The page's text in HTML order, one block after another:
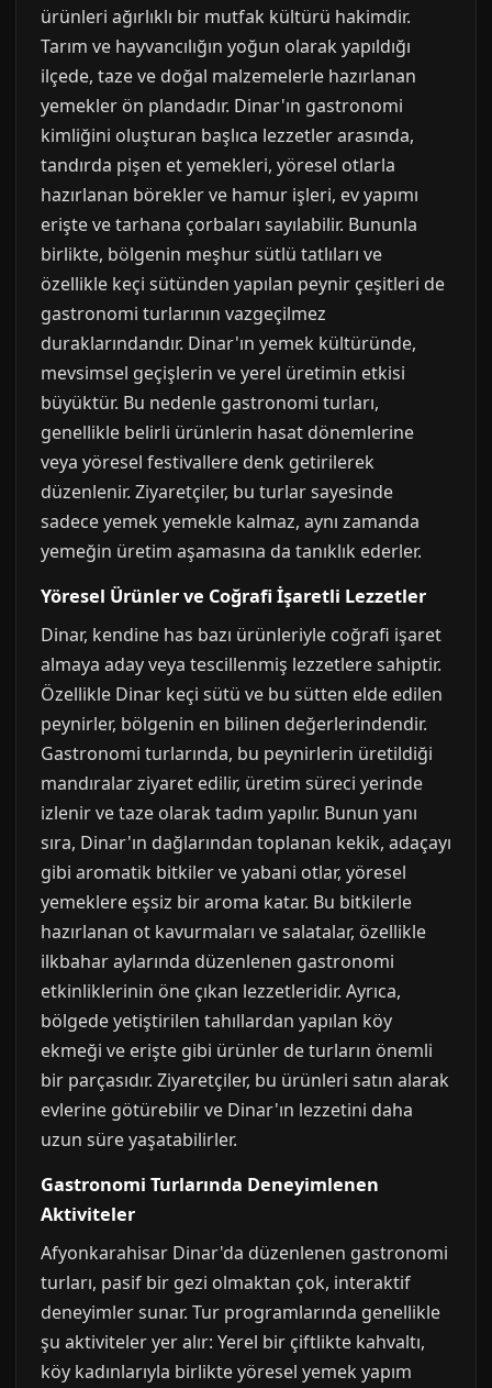
ürünleri ağırlıklı bir mutfak kültürü hakimdir.
Tarım ve hayvancılığın yoğun olarak yapıldığı
ilçede, taze ve doğal malzemelerle hazırlanan
yemekler ön plandadır. Dinar'ın gastronomi
kimliğini oluşturan başlıca lezzetler arasında,
tandırda pişen et yemekleri, yöresel otlarla
hazırlanan börekler ve hamur işleri, ev yapımı
erişte ve tarhana çorbaları sayılabilir. Bununla
birlikte, bölgenin meşhur sütlü tatlıları ve
özellikle keçi sütünden yapılan peynir çeşitleri de
gastronomi turlarının vazgeçilmez
duraklarındandır. Dinar'ın yemek kültüründe,
mevsimsel geçişlerin ve yerel üretimin etkisi
büyüktür. Bu nedenle gastronomi turları,
genellikle belirli ürünlerin hasat dönemlerine
veya yöresel festivallere denk getirilerek
düzenlenir. Ziyaretçiler, bu turlar sayesinde
sadece yemek yemekle kalmaz, aynı zamanda
yemeğin üretim aşamasına da tanıklık ederler.
Yöresel Ürünler ve Coğrafi İşaretli Lezzetler
Dinar, kendine has bazı ürünleriyle coğrafi işaret
almaya aday veya tescillenmiş lezzetlere sahiptir.
Özellikle Dinar keçi sütü ve bu sütten elde edilen
peynirler, bölgenin en bilinen değerlerindendir.
Gastronomi turlarında, bu peynirlerin üretildiği
mandıralar ziyaret edilir, üretim süreci yerinde
izlenir ve taze olarak tadım yapılır. Bunun yanı
sıra, Dinar'ın dağlarından toplanan kekik, adaçayı
gibi aromatik bitkiler ve yabani otlar, yöresel
yemeklere eşsiz bir aroma katar. Bu bitkilerle
hazırlanan ot kavurmaları ve salatalar, özellikle
ilkbahar aylarında düzenlenen gastronomi
etkinliklerinin öne çıkan lezzetleridir. Ayrıca,
bölgede yetiştirilen tahıllardan yapılan köy
ekmeği ve erişte gibi ürünler de turların önemli
bir parçasıdır. Ziyaretçiler, bu ürünleri satın alarak
evlerine götürebilir ve Dinar'ın lezzetini daha
uzun süre yaşatabilirler.
Gastronomi Turlarında Deneyimlenen
Aktiviteler
Afyonkarahisar Dinar'da düzenlenen gastronomi
turları, pasif bir gezi olmaktan çok, interaktif
deneyimler sunar. Tur programlarında genellikle
şu aktiviteler yer alır: Yerel bir çiftlikte kahvaltı,
köy kadınlarıyla birlikte yöresel yemek yapım